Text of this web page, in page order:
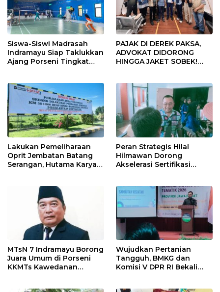
Siswa-Siswi Madrasah
Indramayu Siap Taklukkan
Ajang Porseni Tingkat
PAJAK DI DEREK PAKSA,
ADVOKAT DIDORONG
HINGGA JAKET SOBEK!
Pekanbaru!
Lakukan Pemeliharaan
Oprit Jembatan Batang
Serangan, Hutama Karya
Peran Strategis Hilal
Hilmawan Dorong
Akselerasi Sertifikasi
Indramayu
MTsN 7 Indramayu Borong
Juara Umum di Porseni
KKMTs Kawedanan
Wujudkan Pertanian
Tangguh, BMKG dan
Komisi V DPR RI Bekali